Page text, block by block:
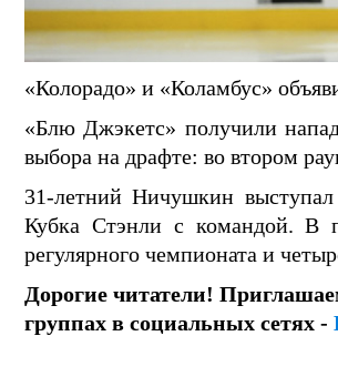
«Колорадо» и «Коламбус»
«Блю Джэкетс» получили
выбора на драфте: во втором
31-летний Ничушкин
Кубка Стэнли с командой. В
регулярного чемпионата и
Дорогие читатели!
группах в социальных сетях -